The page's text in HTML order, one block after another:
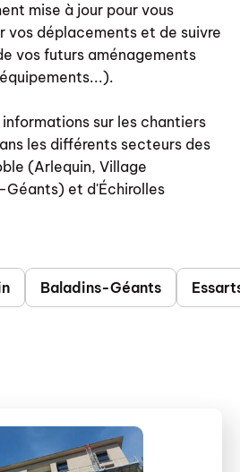
mise à jour pour vous
déplacements et de suivre
vos futurs aménagements
sur les chantiers
les différents secteurs des
(Arlequin, Village
Géants) et d'Échirolles
Baladins-Géants